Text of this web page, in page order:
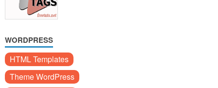
WORDPRESS
HTML Templates
Theme WordPress